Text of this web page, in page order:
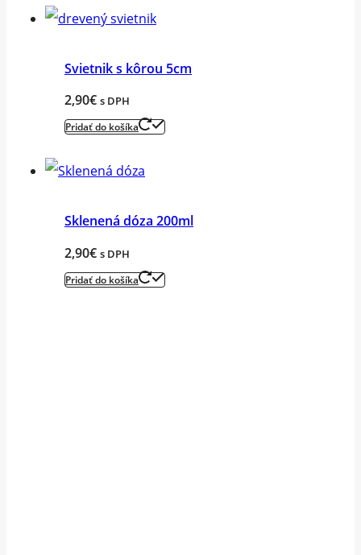
Svietnik s kôrou 5cm
2,90€ s DPH
Pridať do košíka
Sklenená dóza 200ml
2,90€ s DPH
Pridať do košíka